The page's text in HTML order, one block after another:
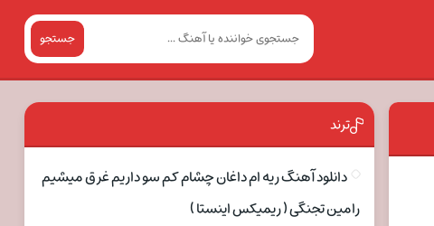
جستجو
ترند
دانلود آهنگ ریه ام داغان چشام کم سو داریم غرق میشیم
رامین تجنگی ( ریمیکس اینستا )